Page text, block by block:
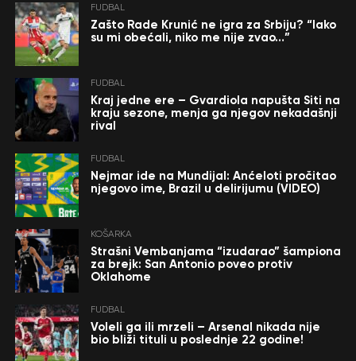
FUDBAL
Zašto Rade Krunić ne igra za Srbiju? “Iako
su mi obećali, niko me nije zvao…”
FUDBAL
Kraj jedne ere – Gvardiola napušta Siti na
kraju sezone, menja ga njegov nekadašnji
rival
FUDBAL
Nejmar ide na Mundijal: Anćeloti pročitao
njegovo ime, Brazil u delirijumu (VIDEO)
KOŠARKA
Strašni Vembanjama “izudarao” šampiona
za brejk: San Antonio poveo protiv
Oklahome
FUDBAL
Voleli ga ili mrzeli – Arsenal nikada nije
bio bliži tituli u poslednje 22 godine!